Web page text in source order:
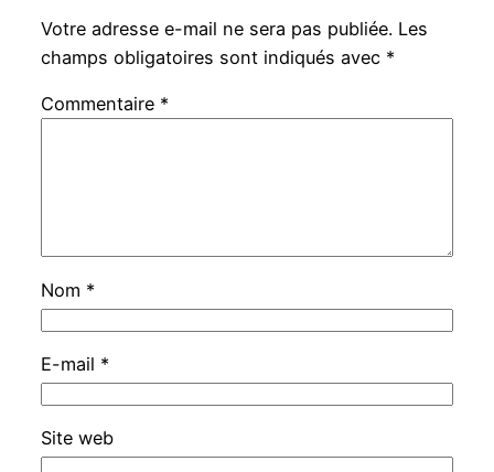
Votre adresse e-mail ne sera pas publiée. Les
champs obligatoires sont indiqués avec *
Commentaire *
Nom *
E-mail *
Site web